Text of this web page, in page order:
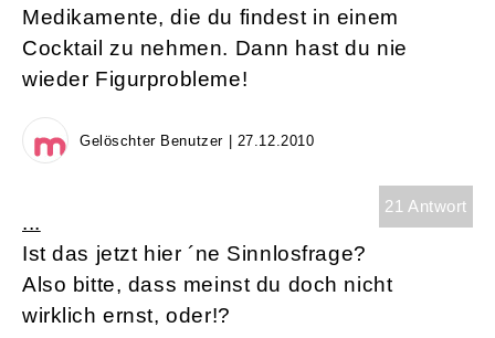
Medikamente, die du findest in einem
Cocktail zu nehmen. Dann hast du nie
wieder Figurprobleme!
Gelöschter Benutzer | 27.12.2010
21 Antwort
...
Ist das jetzt hier ´ne Sinnlosfrage?
Also bitte, dass meinst du doch nicht
wirklich ernst, oder!?